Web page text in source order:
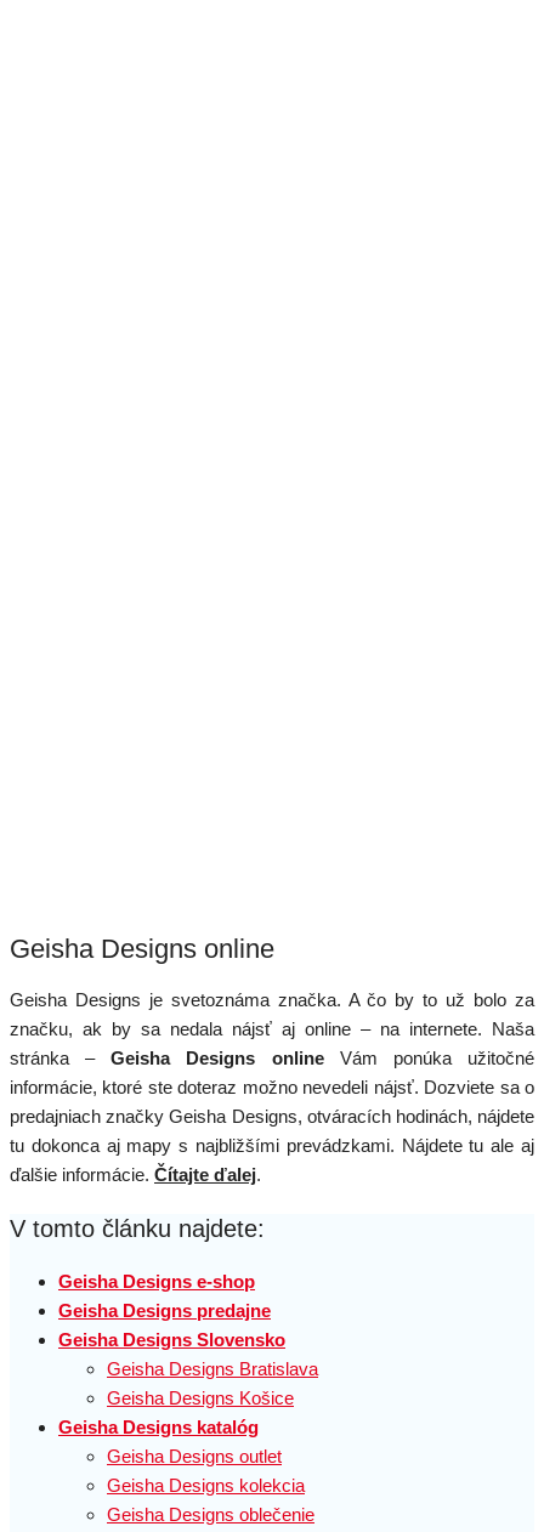
Geisha Designs online
Geisha Designs je svetoznáma značka. A čo by to už bolo za
značku, ak by sa nedala nájsť aj online – na internete. Naša
stránka –Geisha Designs onlineVám ponúka užitočné
informácie, ktoré ste doteraz možno nevedeli nájsť. Dozviete sa o
predajniach značky Geisha Designs, otváracích hodinách, nájdete
tu dokonca aj mapy s najbližšími prevádzkami. Nájdete tu ale aj
ďalšie informácie. Čítajte ďalej.
V tomto článku najdete:
Geisha Designs e-shop
Geisha Designs predajne
Geisha Designs Slovensko
Geisha Designs Bratislava
Geisha Designs Košice
Geisha Designs katalóg
Geisha Designs outlet
Geisha Designs kolekcia
Geisha Designs oblečenie